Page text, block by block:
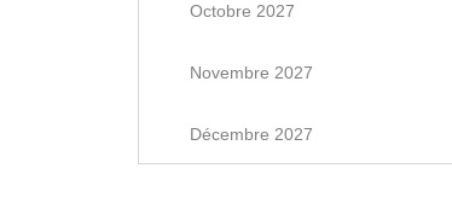
Octobre 2027
Novembre 2027
Décembre 2027